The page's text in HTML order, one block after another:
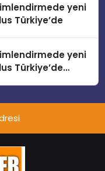
yeni
Türkiye’de
yeni
Türkiye’de
tasarımıyla
son modeli
Madoka Plus
Tam
mobil uygulama
entegrasyonu